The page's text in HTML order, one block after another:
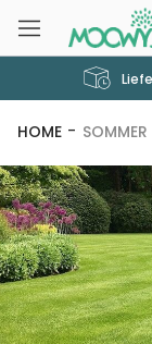
HOME SOMMER